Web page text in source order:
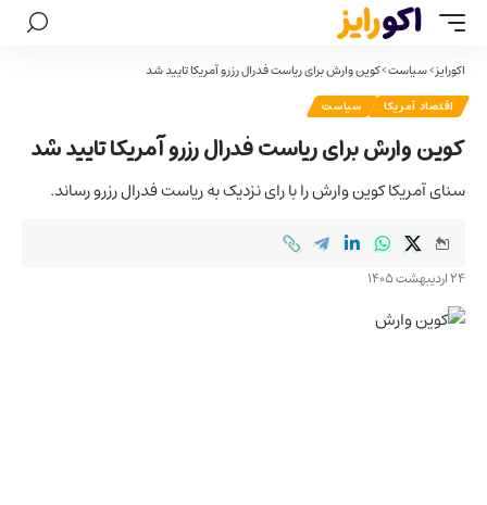
اکورایز>سیاست>کوین وارش برای ریاست فدرال رزرو آمریکا تایید شد
اقتصاد آمریکا سیاست
کوین وارش برای ریاست فدرال رزرو آمریکا تایید شد
سنای آمریکا کوین وارش را با رای نزدیک به ریاست فدرال رزرو رساند.
24 اردیبهشت 1405